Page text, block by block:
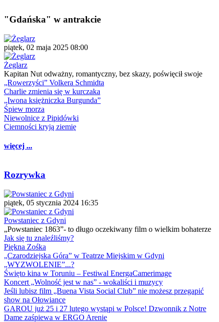
"Gdańska" w antrakcie
piątek, 02 maja 2025 08:00
Żeglarz
Kapitan Nut odważny, romantyczny, bez skazy, poświęcił swoje
„Rowerzyści” Volkera Schmidta
Charlie zmienia się w kurczaka
„Iwona księżniczka Burgunda”
Śpiew morza
Niewolnice z Pipidówki
Ciemności kryją ziemię
więcej ...
Rozrywka
piątek, 05 stycznia 2024 16:35
Powstaniec z Gdyni
„Powstaniec 1863”- to długo oczekiwany film o wielkim bohaterze
Jak się tu znaleźliśmy?
Piękna Zośka
„Czarodziejska Góra” w Teatrze Miejskim w Gdyni
„WYZWOLENIE”...?
Święto kina w Toruniu – Festiwal EnergaCamerimage
Koncert „Wolność jest w nas” - wokaliści i muzycy
Jeśli lubisz film „Buena Vista Social Club” nie możesz przegapić
show na Ołowiance
GAROU już 25 i 27 lutego wystąpi w Polsce! Dzwonnik z Notre
Dame zaśpiewa w ERGO Arenie